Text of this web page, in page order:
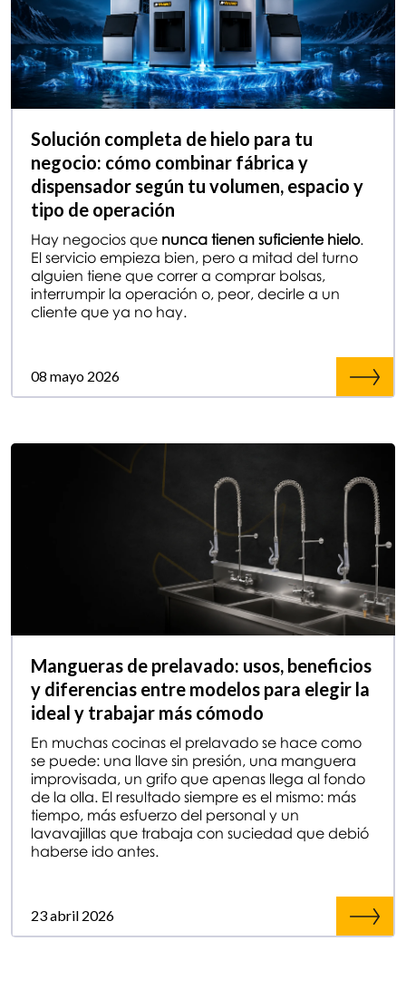
Solución completa de hielo para tu
negocio: cómo combinar fábrica y
dispensador según tu volumen, espacio y
tipo de operación
Hay negocios que nunca tienen suficiente hielo.
El servicio empieza bien, pero a mitad del turno
alguien tiene que correr a comprar bolsas,
interrumpir la operación o, peor, decirle a un
cliente que ya no hay.
08 mayo 2026
Mangueras de prelavado: usos, beneficios
y diferencias entre modelos para elegir la
ideal y trabajar más cómodo
En muchas cocinas el prelavado se hace como
se puede: una llave sin presión, una manguera
improvisada, un grifo que apenas llega al fondo
de la olla. El resultado siempre es el mismo: más
tiempo, más esfuerzo del personal y un
lavavajillas que trabaja con suciedad que debió
haberse ido antes.
23 abril 2026